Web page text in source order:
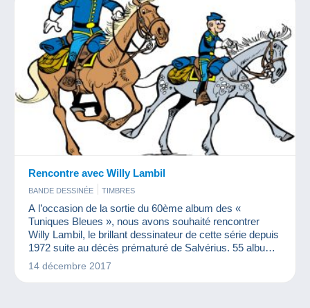
Rencontre avec Willy Lambil
BANDE DESSINÉE TIMBRES
A l’occasion de la sortie du 60ème album des «
Tuniques Bleues », nous avons souhaité rencontrer
Willy Lambil, le brillant dessinateur de cette série depuis
1972 suite au décès prématuré de Salvérius. 55 albums
plus tard, on peut dire que le travail de Lambil a mené
14 décembre 2017